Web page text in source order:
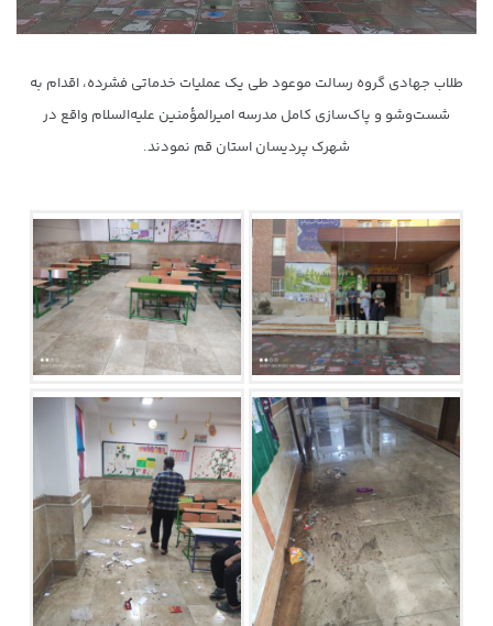
طلاب جهادی گروه رسالت موعود طی یک عملیات خدماتی فشرده، اقدام به
شست‌وشو و پاک‌سازی کامل مدرسه امیرالمؤمنین علیه‌السلام واقع در
شهرک پردیسان استان قم نمودند.